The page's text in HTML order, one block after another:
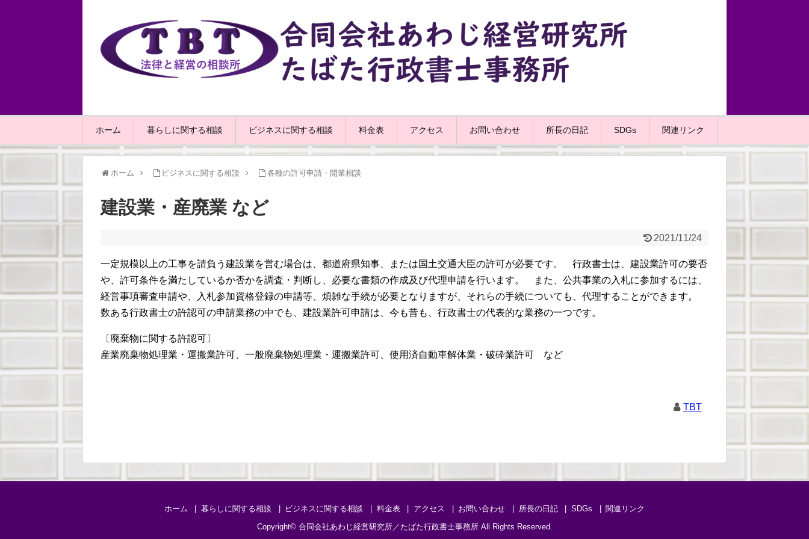
ホーム 暮らしに関する相談 ビジネスに関する相談 料金表 アクセス お問い合わせ 所長の日記 SDGs 関連リンク
ホーム ビジネスに関する相談 各種の許可申請・開業相談
建設業・産廃業 など
2021/11/24
一定規模以上の工事を請負う建設業を営む場合は、都道府県知事、または国土交通大臣の許可が必要です。 行政書士は、建設業許可の要否
や、許可条件を満たしているか否かを調査・判断し、必要な書類の作成及び代理申請を行います。 また、公共事業の入札に参加するには、
経営事項審査申請や、入札参加資格登録の申請等、煩雑な手続が必要となりますが、それらの手続についても、代理することができます。
数ある行政書士の許認可の申請業務の中でも、建設業許可申請は、今も昔も、行政書士の代表的な業務の一つです。
〔廃棄物に関する許認可〕
産業廃棄物処理業・運搬業許可、一般廃棄物処理業・運搬業許可、使用済自動車解体業・破砕業許可 など
TBT
ホーム 暮らしに関する相談 ビジネスに関する相談 料金表 アクセス お問い合わせ 所長の日記 SDGs
関連リンク
Copyright© 合同会社あわじ経営研究所／たばた行政書士事務所All Rights Reserved.